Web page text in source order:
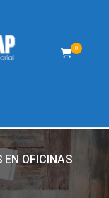
0
EN OFICINAS